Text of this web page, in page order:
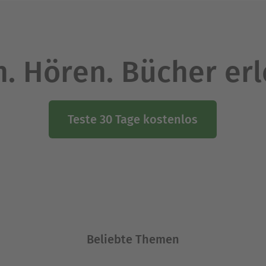
Hören. Bücher
Teste 30 Tage kostenlos
Beliebte Themen